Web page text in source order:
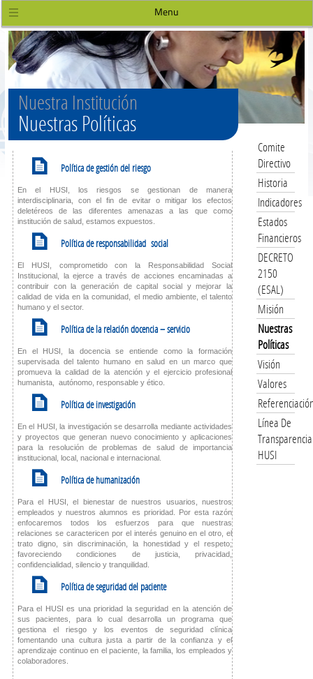
Menu
Nuestra Institución
Nuestras Políticas
K Política de gestión del riesgo
En el HUSI, los riesgos se gestionan de manera
interdisciplinaria, con el fin de evitar o mitigar los efectos
deletéreos de las diferentes amenazas a las que como
institución de salud, estamos expuestos.
K Política de responsabilidad social
El HUSI, comprometido con la Responsabilidad Social
Institucional, la ejerce a través de acciones encaminadas a
contribuir con la generación de capital social y mejorar la
calidad de vida en la comunidad, el medio ambiente, el talento
humano y el sector.
K Política de la relación docencia – servicio
En el HUSI, la docencia se entiende como la formación
supervisada del talento humano en salud en un marco que
promueva la calidad de la atención y el ejercicio profesional
humanista, autónomo, responsable y ético.
K Política de investigación
En el HUSI, la investigación se desarrolla mediante actividades
y proyectos que generan nuevo conocimiento y aplicaciones
para la resolución de problemas de salud de importancia
institucional, local, nacional e internacional.
K Política de humanización
Para el HUSI, el bienestar de nuestros usuarios, nuestros
empleados y nuestros alumnos es prioridad. Por esta razón
enfocaremos todos los esfuerzos para que nuestras
relaciones se caractericen por el interés genuino en el otro, el
trato digno, sin discriminación, la honestidad y el respeto;
favoreciendo condiciones de justicia, privacidad,
confidencialidad, silencio y tranquilidad.
K Política de seguridad del paciente
Para el HUSI es una prioridad la seguridad en la atención de
sus pacientes, para lo cual desarrolla un programa que
gestiona el riesgo y los eventos de seguridad clínica
fomentando una cultura justa a partir de la confianza y el
aprendizaje continuo en el paciente, la familia, los empleados y
colaboradores.
Comite
Directivo
Historia
Indicadores
Estados
Financieros
DECRETO
2150
(ESAL)
Misión
Nuestras
Políticas
Visión
Valores
Línea De
Transparencia
HUSI